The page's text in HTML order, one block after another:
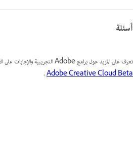
أسئلة
تعرف على المزيد حول برامج Adobe التجريبية والإجابات على الأسئلة الشائعة في
Adobe Creative Cloud Beta
.